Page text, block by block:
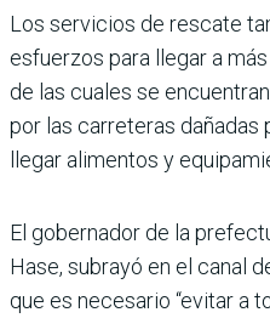
Los servicios de rescate
esfuerzos para llegar a
de las cuales se
por las carreteras dañadas
llegar alimentos y
El gobernador de la
Hase, subrayó en el canal
que es necesario “evitar a